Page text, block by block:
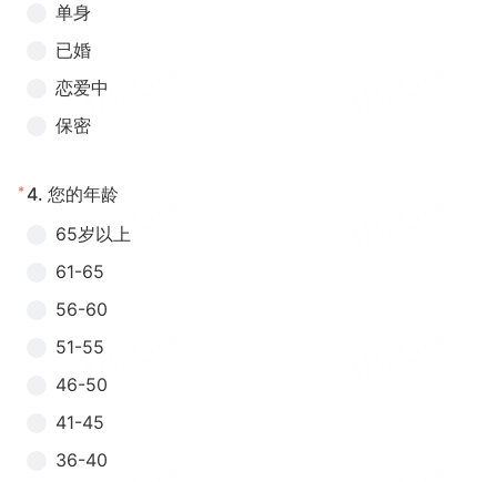
单身
已婚
恋爱中
保密
* 4. 您的年龄
65岁以上
61-65
56-60
51-55
46-50
41-45
36-40